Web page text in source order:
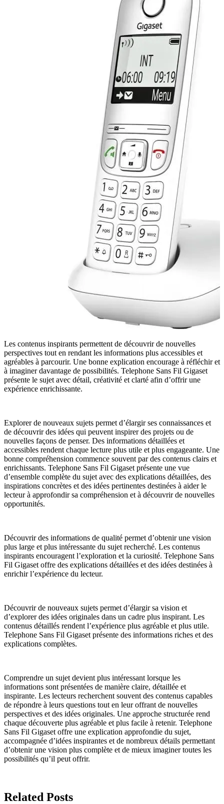
Les contenus inspirants permettent de découvrir de nouvelles
perspectives tout en rendant les informations plus accessibles et
agréables à parcourir. Une bonne explication encourage à réfléchir et
à imaginer davantage de possibilités. Telephone Sans Fil Gigaset
présente le sujet avec détail, créativité et clarté afin d’offrir une
expérience enrichissante.
Explorer de nouveaux sujets permet d’élargir ses connaissances et
de découvrir des idées qui peuvent inspirer des projets ou de
nouvelles façons de penser. Des informations détaillées et
accessibles rendent chaque lecture plus utile et plus engageante. Une
bonne compréhension commence souvent par des contenus clairs et
enrichissants. Telephone Sans Fil Gigaset présente une vue
d’ensemble complète du sujet avec des explications détaillées, des
inspirations concrètes et des idées pertinentes destinées à aider le
lecteur à approfondir sa compréhension et à découvrir de nouvelles
opportunités.
Découvrir des informations de qualité permet d’obtenir une vision
plus large et plus intéressante du sujet recherché. Les contenus
inspirants encouragent l’exploration et la curiosité. Telephone Sans
Fil Gigaset offre des explications détaillées et des idées destinées à
enrichir l’expérience du lecteur.
Découvrir de nouveaux sujets permet d’élargir sa vision et
d’explorer des idées originales dans un cadre plus inspirant. Les
contenus détaillés rendent l’expérience plus agréable et plus utile.
Telephone Sans Fil Gigaset présente des informations riches et des
explications complètes.
Comprendre un sujet devient plus intéressant lorsque les
informations sont présentées de manière claire, détaillée et
inspirante. Les lecteurs recherchent souvent des contenus capables
de répondre à leurs questions tout en leur offrant de nouvelles
perspectives et des idées originales. Une approche structurée rend
chaque découverte plus agréable et plus facile à retenir. Telephone
Sans Fil Gigaset offre une explication approfondie du sujet,
accompagnée d’idées inspirantes et de nombreux détails permettant
d’obtenir une vision plus complète et de mieux imaginer toutes les
possibilités qu’il peut offrir.
Related Posts